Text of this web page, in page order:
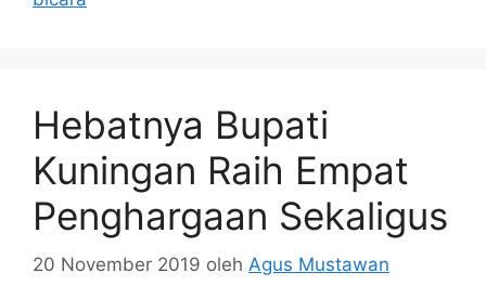
Hebatnya Bupati
Kuningan Raih Empat
Penghargaan Sekaligus
20 November 2019 oleh Agus Mustawan